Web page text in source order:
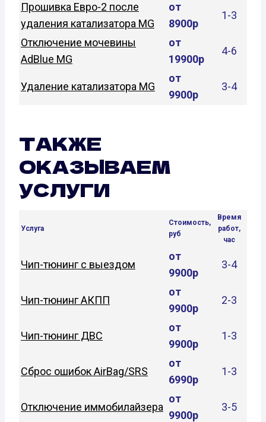
Прошивка Евро-2 после
удаления катализатора MG
от
8900р
1-3
Отключение мочевины
AdBlue MG
от
19900р
4-6
Удаление катализатора MG
от
9900р
3-4
ТАКЖЕ
ОКАЗЫВАЕМ
УСЛУГИ
Услуга
Стоимость,
руб
Время
работ,
час
Чип-тюнинг с выездом
от
9900р
3-4
Чип-тюнинг АКПП
от
9900р
2-3
Чип-тюнинг ДВС
от
9900р
1-3
Сброс ошибок AirBag/SRS
от
6990р
1-3
Отключение иммобилайзера
от
9900р
3-5